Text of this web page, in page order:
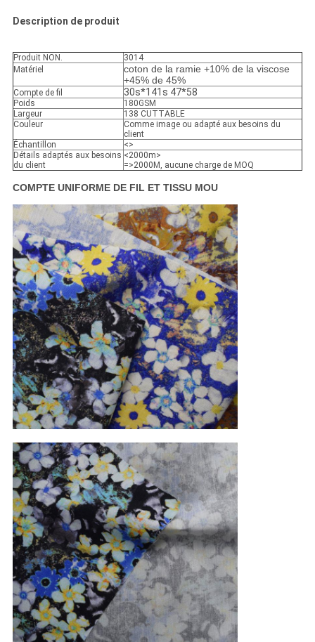
Description de produit
Produit NON.
3014
Matériel
coton de la ramie +10% de la viscose
+45% de 45%
Compte de fil 30s*141s 47*58
Poids
180GSM
Largeur
138 CUTTABLE
Couleur
Comme image ou adapté aux besoins du
client
Échantillon
<>
Détails adaptés aux besoins
du client
<2000m>
=>2000M, aucune charge de MOQ
COMPTE UNIFORME DE FIL ET TISSU MOU